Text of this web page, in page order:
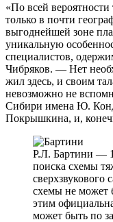
«По всей
только в почти
выгоднейшей зоне
уникальную
специалистов,
Чибряков. — Нет
жил здесь, и своим
невозможно не
Сибири имена Ю.
Покрышкина, и,
Р.Л. Бартини —
поиска схемы
сверхзвукового
схемы не может
этим
может быть по